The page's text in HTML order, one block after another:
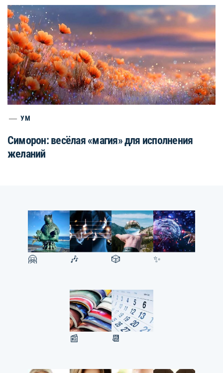
УМ
Симорон: весёлая «магия» для исполнения
желаний
🤗 🎶 🎲 ✨
📰 📆